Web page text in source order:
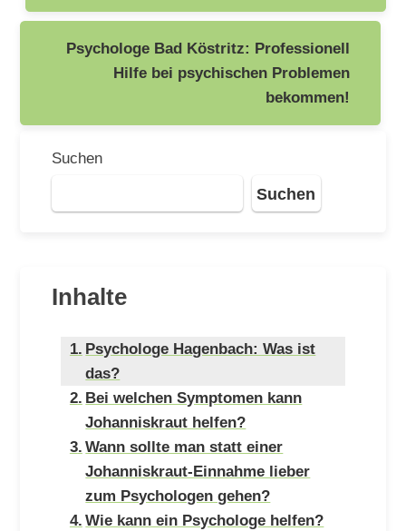
Psychologe Bad Köstritz: Professionell
Hilfe bei psychischen Problemen
bekommen!
Suchen
Suchen
Inhalte
Psychologe Hagenbach: Was ist
das?
Bei welchen Symptomen kann
Johanniskraut helfen?
Wann sollte man statt einer
Johanniskraut-Einnahme lieber
zum Psychologen gehen?
Wie kann ein Psychologe helfen?